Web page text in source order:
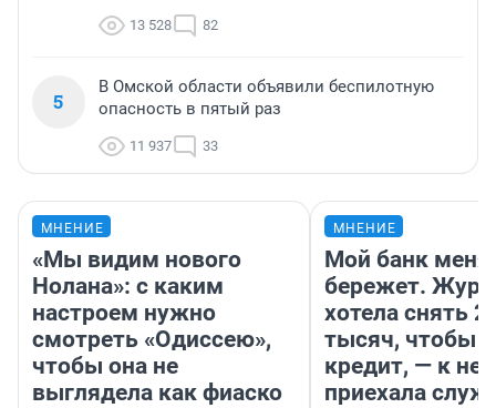
13 528 82
5
В Омской области объявили беспилотную
опасность в пятый раз
11 937 33
МНЕНИЕ
«Мы видим нового
Нолана»: с каким
настроем нужно
смотреть «Одиссею»,
чтобы она не
выглядела как фиаско
МНЕНИЕ
Мой банк меня
бережет.
хотела снять
тысяч, чтобы
кредит, — к
приехала